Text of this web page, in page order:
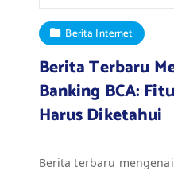
Berita Internet
Berita Terbaru
Banking BCA:
Harus Diketahui
Berita terbaru